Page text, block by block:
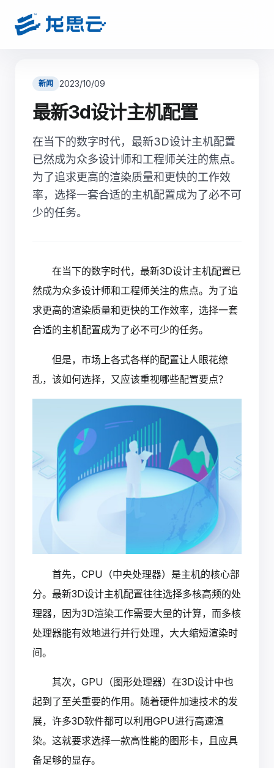
新闻 2023/10/09
最新3d设计主机配置
在当下的数字时代，最新3D设计主机配置
已然成为众多设计师和工程师关注的焦点。
为了追求更高的渲染质量和更快的工作效
率，选择一套合适的主机配置成为了必不可
少的任务。
在当下的数字时代，最新3D设计主机配置已
然成为众多设计师和工程师关注的焦点。为了追
求更高的渲染质量和更快的工作效率，选择一套
合适的主机配置成为了必不可少的任务。
但是，市场上各式各样的配置让人眼花缭
乱，该如何选择，又应该重视哪些配置要点？
首先，CPU（中央处理器）是主机的核心部
分。最新3D设计主机配置往往选择多核高频的处
理器，因为3D渲染工作需要大量的计算，而多核
处理器能有效地进行并行处理，大大缩短渲染时
间。
其次，GPU（图形处理器）在3D设计中也
起到了至关重要的作用。随着硬件加速技术的发
展，许多3D软件都可以利用GPU进行高速渲
染。这就要求选择一款高性能的图形卡，且应具
备足够的显存。